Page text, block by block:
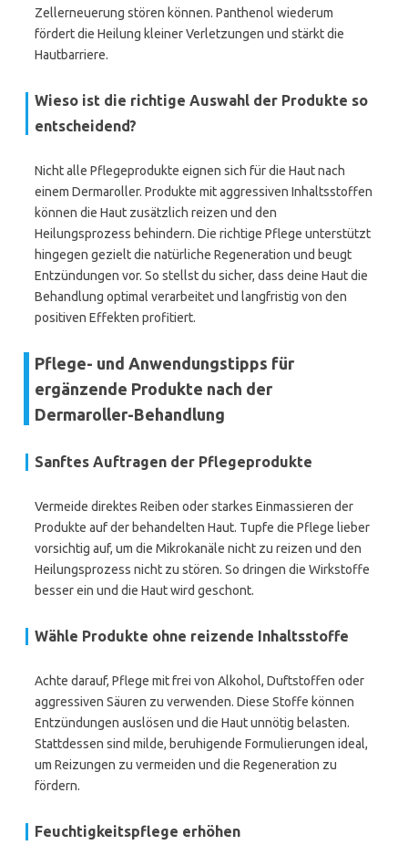
Zellerneuerung stören können. Panthenol wiederum
fördert die Heilung kleiner Verletzungen und stärkt die
Hautbarriere.
Wieso ist die richtige Auswahl der Produkte so
entscheidend?
Nicht alle Pflegeprodukte eignen sich für die Haut nach
einem Dermaroller. Produkte mit aggressiven Inhaltsstoffen
können die Haut zusätzlich reizen und den
Heilungsprozess behindern. Die richtige Pflege unterstützt
hingegen gezielt die natürliche Regeneration und beugt
Entzündungen vor. So stellst du sicher, dass deine Haut die
Behandlung optimal verarbeitet und langfristig von den
positiven Effekten profitiert.
Pflege- und Anwendungstipps für
ergänzende Produkte nach der
Dermaroller-Behandlung
Sanftes Auftragen der Pflegeprodukte
Vermeide direktes Reiben oder starkes Einmassieren der
Produkte auf der behandelten Haut. Tupfe die Pflege lieber
vorsichtig auf, um die Mikrokanäle nicht zu reizen und den
Heilungsprozess nicht zu stören. So dringen die Wirkstoffe
besser ein und die Haut wird geschont.
Wähle Produkte ohne reizende Inhaltsstoffe
Achte darauf, Pflege mit frei von Alkohol, Duftstoffen oder
aggressiven Säuren zu verwenden. Diese Stoffe können
Entzündungen auslösen und die Haut unnötig belasten.
Stattdessen sind milde, beruhigende Formulierungen ideal,
um Reizungen zu vermeiden und die Regeneration zu
fördern.
Feuchtigkeitspflege erhöhen